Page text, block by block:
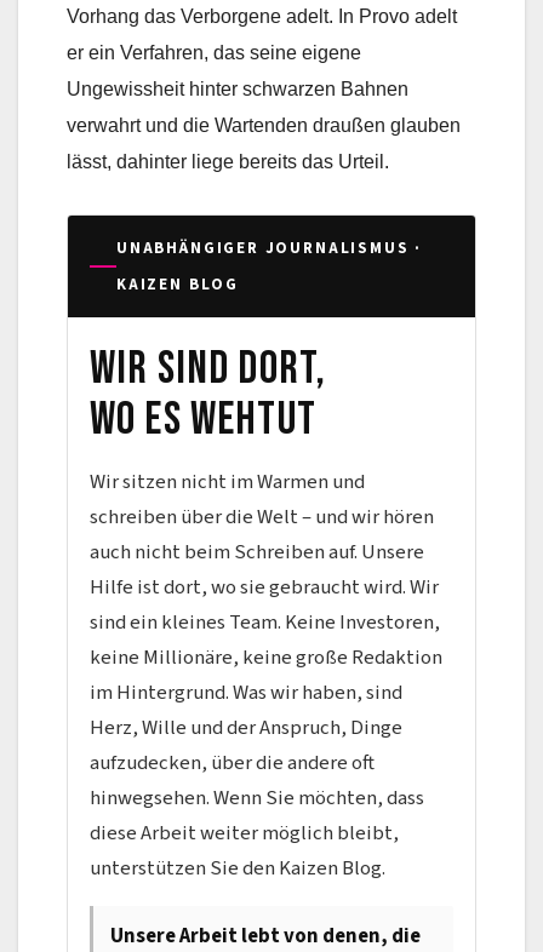
Vorhang das Verborgene adelt. In Provo adelt
er ein Verfahren, das seine eigene
Ungewissheit hinter schwarzen Bahnen
verwahrt und die Wartenden draußen glauben
lässt, dahinter liege bereits das Urteil.
UNABHÄNGIGER JOURNALISMUS ·
KAIZEN BLOG
Wir sind dort,
wo es wehtut
Wir sitzen nicht im Warmen und
schreiben über die Welt – und wir hören
auch nicht beim Schreiben auf. Unsere
Hilfe ist dort, wo sie gebraucht wird. Wir
sind ein kleines Team. Keine Investoren,
keine Millionäre, keine große Redaktion
im Hintergrund. Was wir haben, sind
Herz, Wille und der Anspruch, Dinge
aufzudecken, über die andere oft
hinwegsehen. Wenn Sie möchten, dass
diese Arbeit weiter möglich bleibt,
unterstützen Sie den Kaizen Blog.
Unsere Arbeit lebt von denen, die